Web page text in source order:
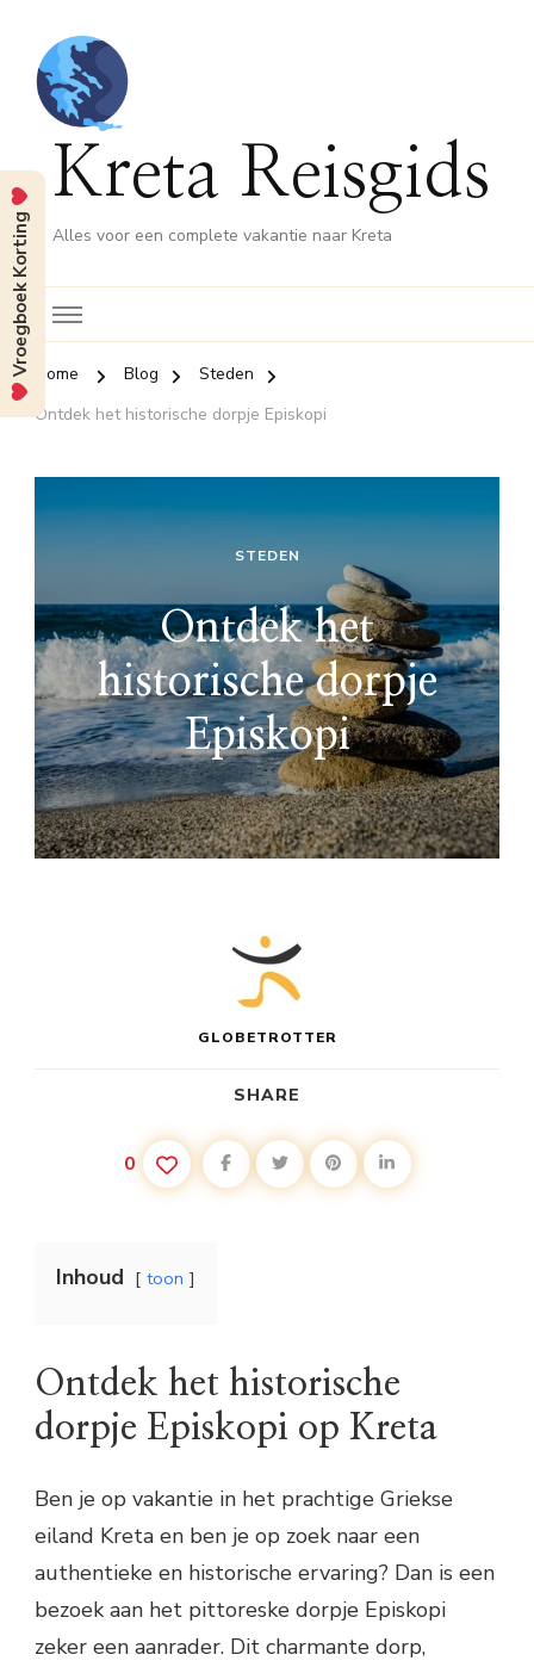
Kreta Reisgids
Alles voor een complete vakantie naar Kreta
Home Blog
Steden
Ontdek het historische dorpje Episkopi
STEDEN
Ontdek het
historische dorpje
Episkopi
GLOBETROTTER
SHARE
0
Inhoud toon
Ontdek het historische
dorpje Episkopi op Kreta
Ben je op vakantie in het prachtige Griekse
eiland Kreta en ben je op zoek naar een
authentieke en historische ervaring? Dan is een
bezoek aan het pittoreske dorpje Episkopi
zeker een aanrader. Dit charmante dorp,
Vroegboek Korting